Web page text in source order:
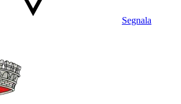
Segnala